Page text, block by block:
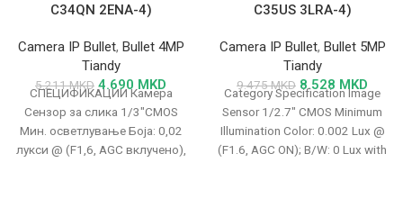
C34QN 2ENA-4)
Camera IP Bullet, Bullet 4MP
Tiandy
5.211MKD 4.690 MKD
СПЕЦИФИКАЦИИ Камера
Сензор за слика 1/3"CMOS
Мин. осветлување Боја: 0,02
лукси @ (F1,6, AGC вклучено),
C35US 3LRA-4)
Camera IP Bullet, Bullet 5MP
Tiandy
9.475MKD 8.528 MKD
Category Specification Image
Sensor 1/2.7″ CMOS Minimum
Illumination Color: 0.002 Lux @
(F1.6, AGC ON); B/W: 0 Lux with